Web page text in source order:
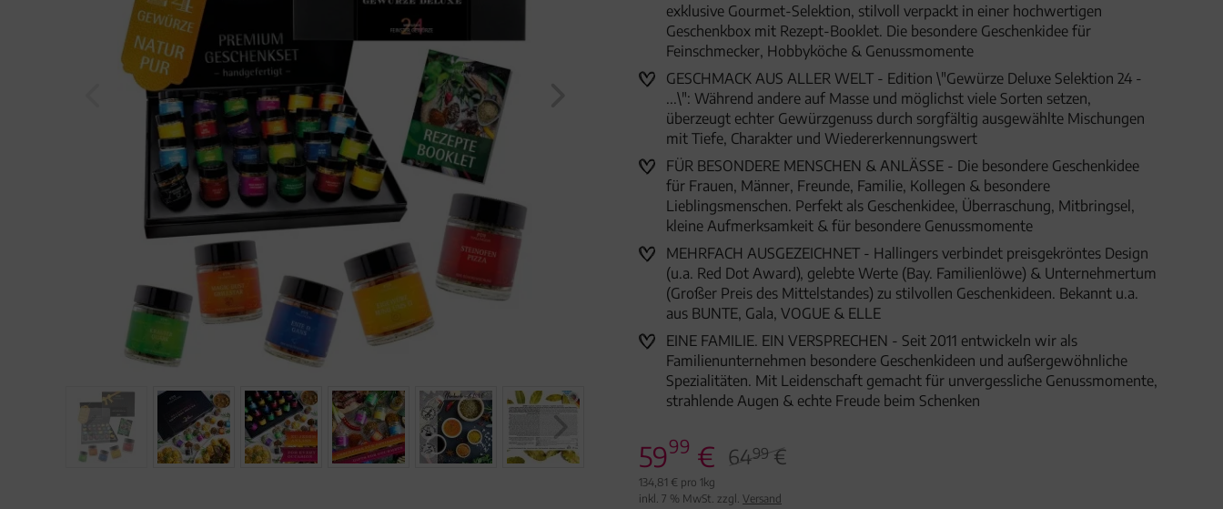
exklusive Gourmet-Selektion, stilvoll verpackt in einer hochwertigen
Geschenkbox mit Rezept-Booklet. Die besondere Geschenkidee für
Feinschmecker, Hobbyköche & Genussmomente
GESCHMACK AUS ALLER WELT - Edition \"Gewürze Deluxe Selektion 24 -
...\": Während andere auf Masse und möglichst viele Sorten setzen,
überzeugt echter Gewürzgenuss durch sorgfältig ausgewählte Mischungen
mit Tiefe, Charakter und Wiedererkennungswert
FÜR BESONDERE MENSCHEN & ANLÄSSE - Die besondere Geschenkidee
für Frauen, Männer, Freunde, Familie, Kollegen & besondere
Lieblingsmenschen. Perfekt als Geschenkidee, Überraschung, Mitbringsel,
kleine Aufmerksamkeit & für besondere Genussmomente
MEHRFACH AUSGEZEICHNET - Hallingers verbindet preisgekröntes Design
(u.a. Red Dot Award), gelebte Werte (Bay. Familienlöwe) & Unternehmertum
(Großer Preis des Mittelstandes) zu stilvollen Geschenkideen. Bekannt u.a.
aus BUNTE, Gala, VOGUE & ELLE
EINE FAMILIE. EIN VERSPRECHEN - Seit 2011 entwickeln wir als
Familienunternehmen besondere Geschenkideen und außergewöhnliche
Spezialitäten. Mit Leidenschaft gemacht für unvergessliche Genussmomente,
strahlende Augen & echte Freude beim Schenken
5999 € 6499€
134,81 € pro 1kg
inkl. 7 % MwSt. zzgl. Versand